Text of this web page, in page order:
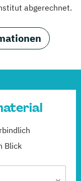
abgerechnet.
Blick